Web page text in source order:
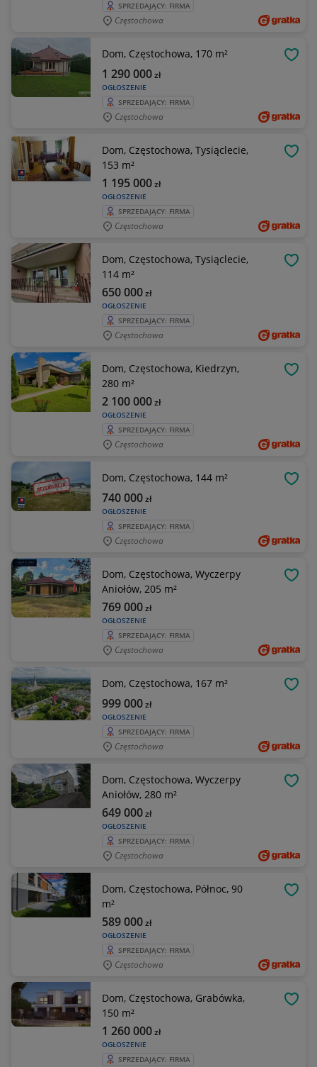
SPRZEDAJĄCY: FIRMA
Częstochowa
Dom, Częstochowa, 170 m²
OGŁOSZENIE
1 290 000zł
SPRZEDAJĄCY: FIRMA
Częstochowa
Dom, Częstochowa, Tysiąclecie,
153 m²
OGŁOSZENIE
1 195 000zł
SPRZEDAJĄCY: FIRMA
Częstochowa
Dom, Częstochowa, Tysiąclecie,
114 m²
OGŁOSZENIE
650 000zł
SPRZEDAJĄCY: FIRMA
Częstochowa
Dom, Częstochowa, Kiedrzyn,
280 m²
OGŁOSZENIE
2 100 000zł
SPRZEDAJĄCY: FIRMA
Częstochowa
Dom, Częstochowa, 144 m²
OGŁOSZENIE
740 000zł
SPRZEDAJĄCY: FIRMA
Częstochowa
Dom, Częstochowa, Wyczerpy
Aniołów, 205 m²
OGŁOSZENIE
769 000zł
SPRZEDAJĄCY: FIRMA
Częstochowa
Dom, Częstochowa, 167 m²
OGŁOSZENIE
999 000zł
SPRZEDAJĄCY: FIRMA
Częstochowa
Dom, Częstochowa, Wyczerpy
Aniołów, 280 m²
OGŁOSZENIE
649 000zł
SPRZEDAJĄCY: FIRMA
Częstochowa
Dom, Częstochowa, Północ, 90
m²
OGŁOSZENIE
589 000zł
SPRZEDAJĄCY: FIRMA
Częstochowa
Dom, Częstochowa, Grabówka,
150 m²
OGŁOSZENIE
1 260 000zł
SPRZEDAJĄCY: FIRMA